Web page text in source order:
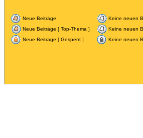
Neue Beiträge Keine neuen
Neue Beiträge [ Top-Thema ]
Keine neuen
Neue Beiträge [ Gesperrt ]
Keine neuen